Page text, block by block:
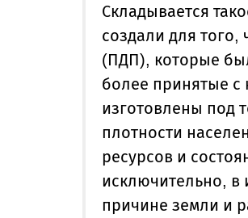
Складывается
создали для того,
(ПДП), которые
более принятые с
изготовлены под
плотности
ресурсов и
исключительно, в
причине земли и